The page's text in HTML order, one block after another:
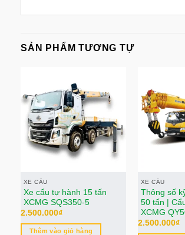
SẢN PHẨM TƯƠNG TỰ
XE CẨU
Xe cẩu tự hành 15 tấn
XCMG SQS350-5
2.500.000₫
Thêm vào giỏ hàng
XE CẨU
Thông số
50 tấn |
XCMG
2.500.000₫